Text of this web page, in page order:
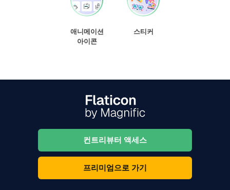
애니메이션
아이콘
스티커
컨트리뷰터 액세스
프리미엄으로 가기